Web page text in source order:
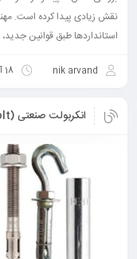
نقش زیادی پیدا کرده است.
استانداردها طبق قوانین
nik arvand 18 آذر 1404
انکربولت صنعتی (anchor bolt) چیست؟